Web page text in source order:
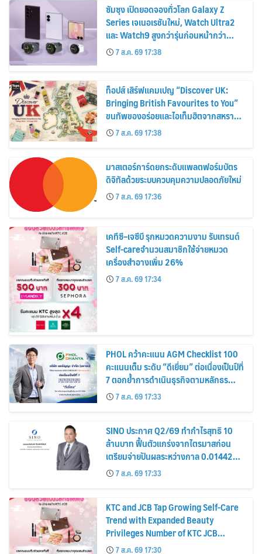
ซัมซุง เปิดยอดจองทั่วโลก Galaxy Z
Series เจเนอเรชันใหม่, Watch Ultra2
และ Watch9 สูงกว่ารุ่นก่อนหน้ากว่า
30%7 ส.ค. 69 17:38
ท็อปส์ เสิร์ฟแคมเปญ “Discover UK:
Bringing British Favourites to You”
ขนทัพของอร่อยและไอเท็มฮิตจากสหราช
อาณาจักร ส่งตรงถึงมือตั้งแต่วันนี้ – 18
สิงหาคมนี้
7 ส.ค. 69 17:38
มาสเตอร์การ์ดยกระดับแพลตฟอร์มบัตร
ดิจิทัลด้วยระบบควบคุมความปลอดภัยใหม่
7 ส.ค. 69 17:36
เคทีซี–เจซีบี รุกหมวดความงาม รับเทรนด์
Self-careจำนวนสมาชิกใช้จ่ายหมวด
เครื่องสำอางเพิ่ม 26%
7 ส.ค. 69 17:34
PHOL คว้าคะแนน AGM Checklist 100
คะแนนเต็ม ระดับ “ดีเยี่ยม” ต่อเนื่องเป็นปีที่
7 ตอกย้ำการดำเนินธุรกิจตามหลักธร
รมาภิบาล โปร่งใส สร้างความเชื่อมั่นผู้ถือ
หุ้น
7 ส.ค. 69 17:33
SINO ประกาศ Q2/69 ทำกำไรสุทธิ 10
ล้านบาท ฟื้นตัวแกร่งจากไตรมาสก่อน
เตรียมจ่ายปันผลระหว่างกาล 0.014423
บาทต่อหุ้น ครึ่งปีหลังมุ่งเติบโตต่อเนื่อง
7 ส.ค. 69 17:33
KTC and JCB Tap Growing Self-Care
Trend with Expanded Beauty
Privileges Number of KTC JCB
Cardmembers Spending on
7 ส.ค. 69 17:30